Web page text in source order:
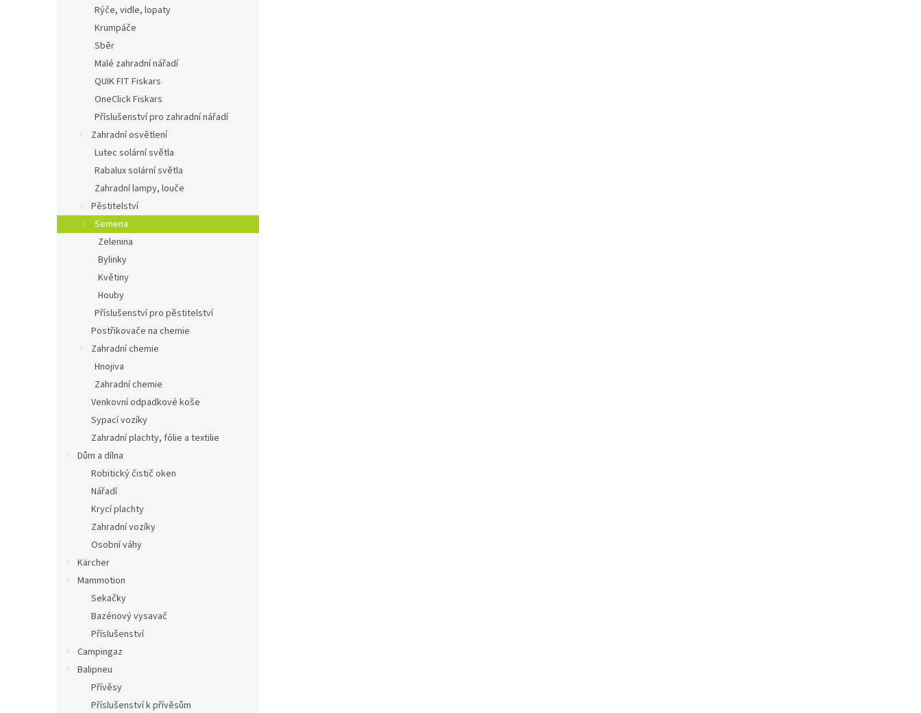
Rýče, vidle, lopaty
Krumpáče
Sběr
Malé zahradní nářadí
QUIK FIT Fiskars
OneClick Fiskars
Příslušenství pro zahradní nářadí
Zahradní osvětlení
Lutec solární světla
Rabalux solární světla
Zahradní lampy, louče
Pěstitelství
Semena
Zelenina
Bylinky
Květiny
Houby
Příslušenství pro pěstitelství
Postřikovače na chemie
Zahradní chemie
Hnojiva
Zahradní chemie
Venkovní odpadkové koše
Sypací vozíky
Zahradní plachty, fólie a textilie
Dům a dílna
Robitický čistič oken
Nářadí
Krycí plachty
Zahradní vozíky
Osobní váhy
Kärcher
Mammotion
Sekačky
Bazénový vysavač
Příslušenství
Campingaz
Balipneu
Přívěsy
Příslušenství k přívěsům